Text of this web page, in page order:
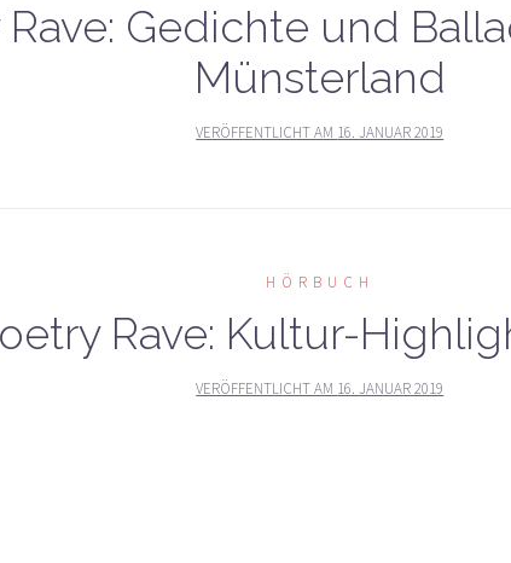
Rave: Gedichte und
Münsterland
VERÖFFENTLICHT AM 16. JANUAR 2019
HÖRBUCH
Rave: Kultur-
VERÖFFENTLICHT AM 16. JANUAR 2019